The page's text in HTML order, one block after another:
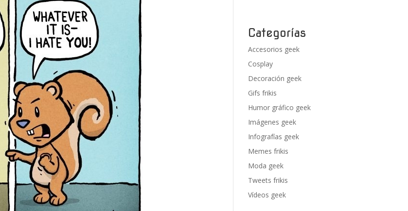
Categorías
Accesorios geek
Cosplay
Decoración geek
Gifs frikis
Humor gráfico geek
Imágenes geek
Infografías geek
Memes frikis
Moda geek
Tweets frikis
Vídeos geek